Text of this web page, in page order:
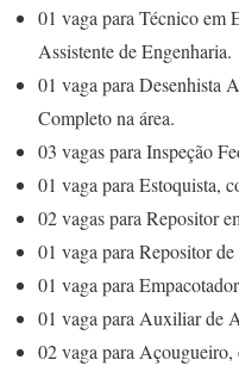
01 vaga para Técnico em
Assistente de Engenharia.
01 vaga para Desenhista
Completo na área.
03 vagas para Inspeção
01 vaga para Estoquista,
02 vagas para Repositor
01 vaga para Repositor
01 vaga para
01 vaga para Auxiliar de
02 vaga para Açougueiro,